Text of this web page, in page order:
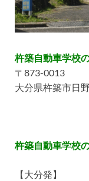
杵築自動車学校
〒873-0013
大分県杵築市日
杵築自動車学校
【大分発】